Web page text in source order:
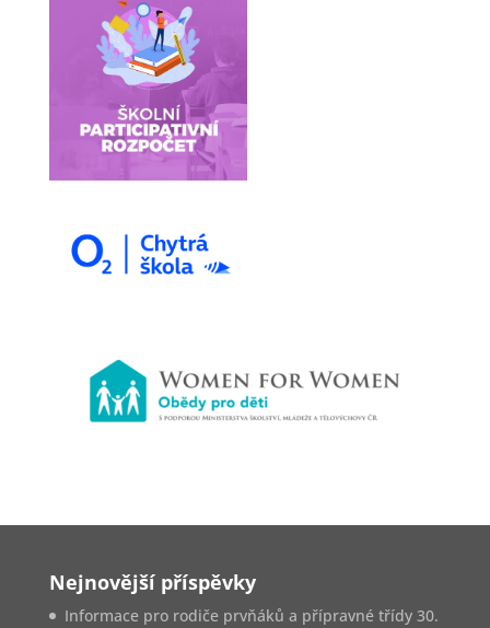
Nejnovější příspěvky
Informace pro rodiče prvňáků a přípravné třídy 30.